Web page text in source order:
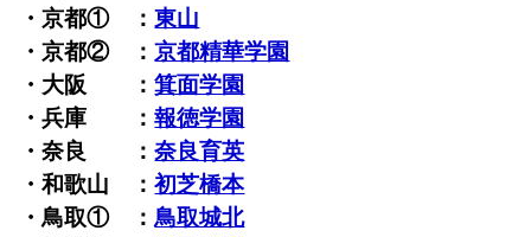
・京都① ：東山
・京都② ：京都精華学園
・大阪 ：箕面学園
・兵庫 ：報徳学園
・奈良 ：奈良育英
・和歌山 ：初芝橋本
・鳥取① ： 鳥取城北